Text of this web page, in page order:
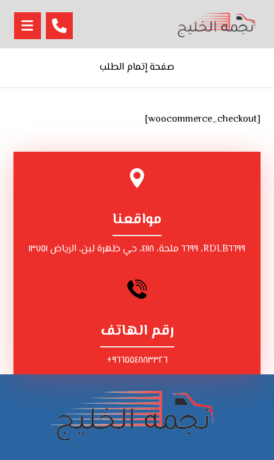
صفحة إتمام الطلب
[woocommerce_checkout]
مواقعنا
RDLB٦٦٩٩، ٦٦٩٩ ملحة، ٤١١٨، حي ظهرة لبن، الرياض ١٣٧٥١
رقم الهاتف
٩٦٦٥٥٤٨٨٣٣٢٦+